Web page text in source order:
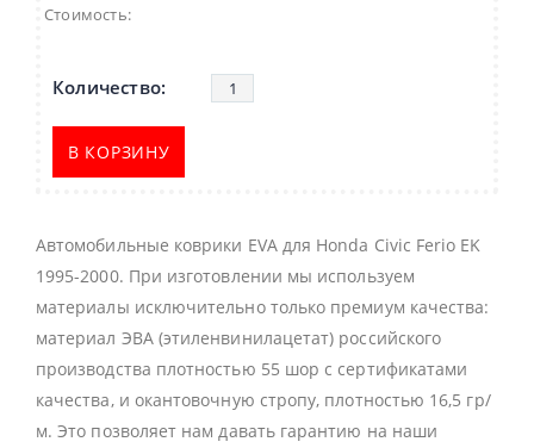
Стоимость:
В КОРЗИНУ
Автомобильные коврики EVA для Honda Civic Ferio EK
1995-2000. При изготовлении мы используем
материалы исключительно только премиум качества:
материал ЭВА (этиленвинилацетат) российского
производства плотностью 55 шор с сертификатами
качества, и окантовочную стропу, плотностью 16,5 гр/
м. Это позволяет нам давать гарантию на наши